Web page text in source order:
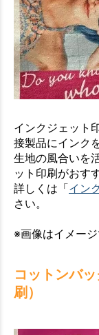
インクジェット
接製品にインク
生地の風合いを
ット印刷がおす
詳しくは「イン
さい。
※画像はイメー
コットンバ
刷）